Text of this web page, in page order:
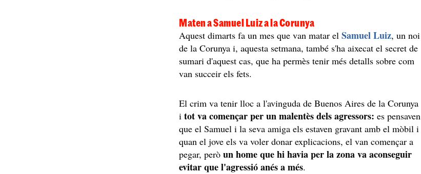
Maten a Samuel Luiz a la Corunya
Aquest dimarts fa un mes que van matar elSamuel Luiz, un noi
de la Corunya i, aquesta setmana, també s'ha aixecat el secret de
sumari d'aquest cas, que ha permès tenir més detalls sobre com
van succeir els fets.
El crim va tenir lloc a l'avinguda de Buenos Aires de la Corunya
itot va començar per un malentès dels agressors: es pensaven
que el Samuel i la seva amiga els estaven gravant amb el mòbil i
quan el jove els va voler donar explicacions, el van començar a
pegar, però un home que hi havia per la zona va aconseguir
evitar que l'agressió anés a més.